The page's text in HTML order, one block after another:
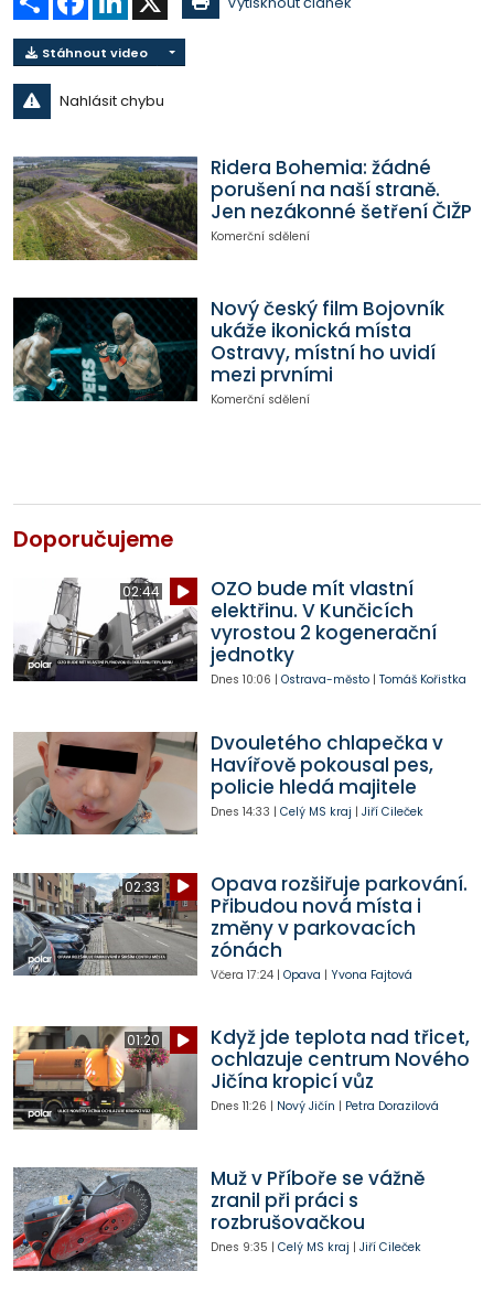
Stáhnout video
Nahlásit chybu
Ridera Bohemia: žádné
porušení na naší straně.
Jen nezákonné šetření ČIŽP
Komerční sdělení
Nový český film Bojovník
ukáže ikonická místa
Ostravy, místní ho uvidí
mezi prvními
Komerční sdělení
Doporučujeme
02:44
OZO bude mít vlastní
elektřinu. V Kunčicích
vyrostou 2 kogenerační
jednotky
Dnes 10:06 | Ostrava-město| Tomáš Kořistka
Dvouletého chlapečka v
Havířově pokousal pes,
policie hledá majitele
Dnes 14:33 | Celý MS kraj | Jiří Cileček
02:33
Opava rozšiřuje parkování.
Přibudou nová místa i
změny v parkovacích
zónách
Včera 17:24| Opava | Yvona Fajtová
01:20
Když jde teplota nad třicet,
ochlazuje centrum Nového
Jičína kropicí vůz
Dnes 11:26 | Nový Jičín | Petra Dorazilová
Muž v Příboře se vážně
zranil při práci s
rozbrušovačkou
Dnes 9:35 | Celý MS kraj | Jiří Cileček